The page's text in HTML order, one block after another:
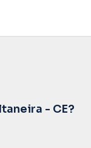
- CE?